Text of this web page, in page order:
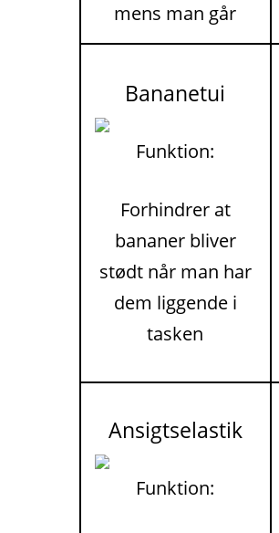
mens man går
Bananetui
Funktion:
Forhindrer at
bananer bliver
stødt når man har
dem liggende i
tasken
Ansigtselastik
Funktion: